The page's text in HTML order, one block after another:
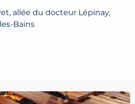
allée du docteur Lépinay,
Bains